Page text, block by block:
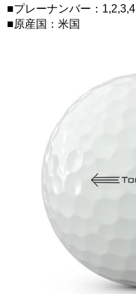
■プレーナンバー：1,2,3,4
■原産国：米国